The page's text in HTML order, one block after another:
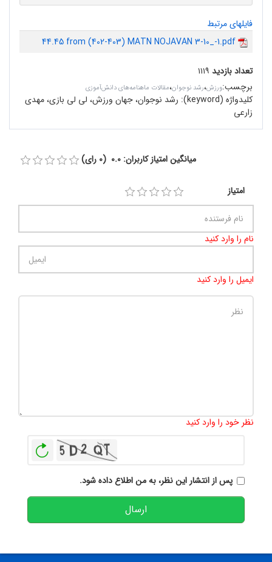
فایلهای مرتبط
44.45 from (402-403) MATN NOJAVAN 3-10_-1.pdf
تعداد بازدید ۱۱۱۹
برچسب:ورزش،رشد نوجوان،مقالات ماهنامه‌های دانش‌آموزی
کلیدواژه (keyword):
رشد نوجوان، جهان ورزش، لی لی بازی، مهدی
زارعی
میانگین امتیاز کاربران: 0.0 (0 رای)
امتیاز
نام را وارد کنید
ایمیل را وارد کنید
نظر خود را وارد کنید
پس از انتشار این نظر، به من اطلاع داده شود.
ارسال